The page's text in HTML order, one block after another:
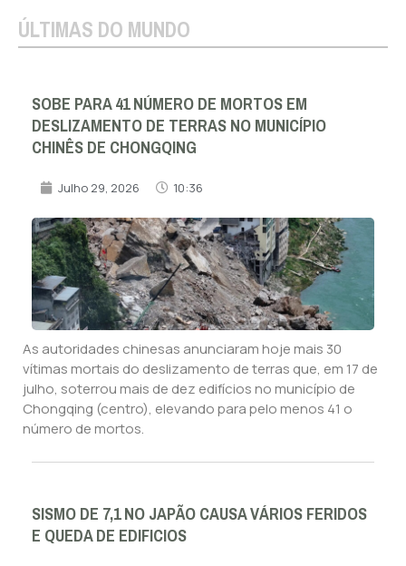
ÚLTIMAS DO MUNDO
SOBE PARA 41 NÚMERO DE MORTOS EM
DESLIZAMENTO DE TERRAS NO MUNICÍPIO
CHINÊS DE CHONGQING
Julho 29, 2026 10:36
As autoridades chinesas anunciaram hoje mais 30
vítimas mortais do deslizamento de terras que, em 17 de
julho, soterrou mais de dez edifícios no município de
Chongqing (centro), elevando para pelo menos 41 o
número de mortos.
SISMO DE 7,1 NO JAPÃO CAUSA VÁRIOS FERIDOS
E QUEDA DE EDIFICIOS